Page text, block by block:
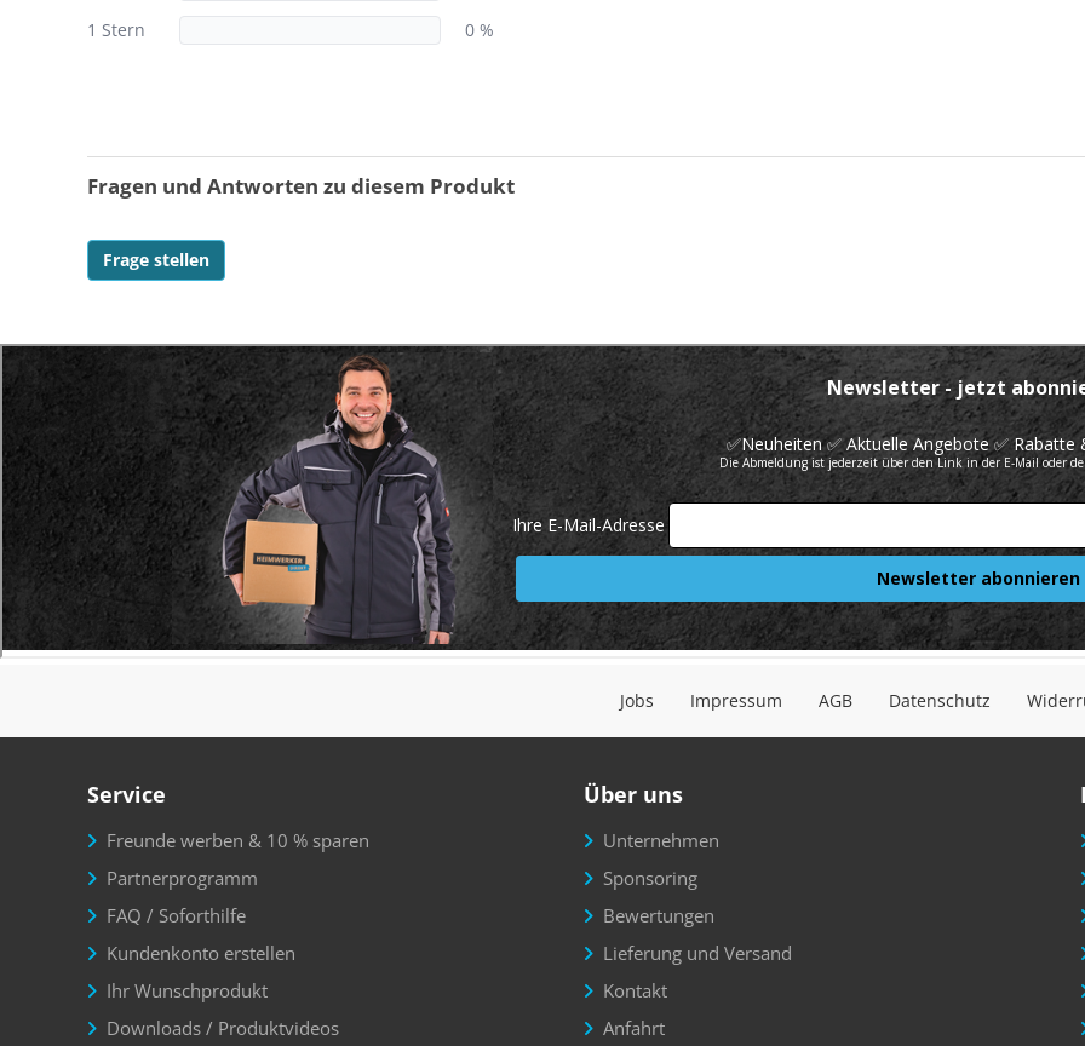
1 Stern
0 %
Fragen und Antworten zu diesem Produkt
Frage stellen
Jobs Impressum AGB Datenschutz
Service
Freunde werben & 10 % sparen
Partnerprogramm
FAQ / Soforthilfe
Kundenkonto erstellen
Ihr Wunschprodukt
Downloads / Produktvideos
Über uns
Unternehmen
Sponsoring
Bewertungen
Lieferung und Versand
Kontakt
Anfahrt